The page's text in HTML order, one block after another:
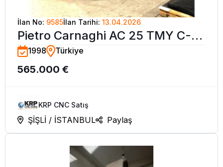
İlan No: 9585İlan Tarihi: 13.04.2026
Pietro Carnaghi AC 25 TMY C-Y
Eksen 2400 Çap CNC Dik Torna
1998 Türkiye
565.000 €
KRP CNC Satış
ŞİŞLİ / İSTANBUL Paylaş